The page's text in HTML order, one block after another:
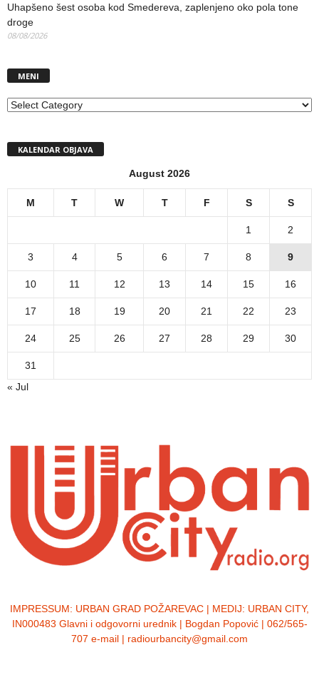
Uhapšeno šest osoba kod Smedereva, zaplenjeno oko pola tone
droge
08/08/2026
MENI
MENI
KALENDAR OBJAVA
August 2026
M T W T F S S
1 2
3 4 5 6 7 8 9
10 11 12 13 14 15 16
17 18 19 20 21 22 23
24 25 26 27 28 29 30
31
« Jul
IMPRESSUM: URBAN GRAD POŽAREVAC | MEDIJ: URBAN CITY,
IN000483 Glavni i odgovorni urednik | Bogdan Popović | 062/565-
707 e-mail | radiourbancity@gmail.com